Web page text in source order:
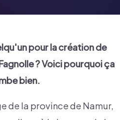
pour la création de
? Voici pourquoi ça
bien.
de la province de Namur,